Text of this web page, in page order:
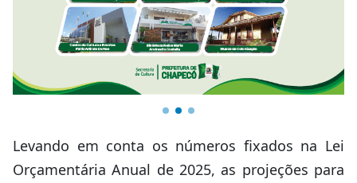
Levando em conta os números fixados na Lei
Orçamentária Anual de 2025, as projeções para